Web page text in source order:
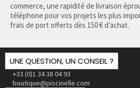
commerce, une rapidité de livraison
téléphone pour vos projets les plus
frais de port offerts dès 150 € d’achat.
UNE QUESTION, UN CONSEIL ?
+33 (0)1 34 38 04 93
boutique@piscinelle.com